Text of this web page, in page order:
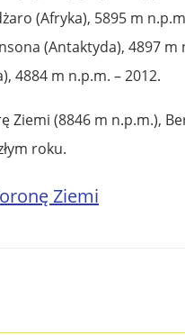
(Afryka), 5895 m
(Antaktyda), 4897 m
4884 m n.p.m. – 2012.
Ziemi (8846 m n.p.m.),
roku.
Ziemi